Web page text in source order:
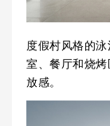
度假村风格的
室、餐厅和烧
放感。